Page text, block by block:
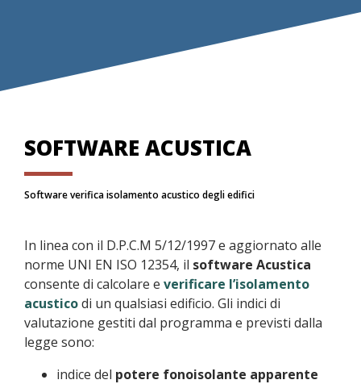
SOFTWARE ACUSTICA
Software verifica isolamento acustico degli edifici
In linea con il D.P.C.M 5/12/1997 e aggiornato alle
norme UNI EN ISO 12354, il software Acustica
consente di calcolare e verificare l’isolamento
acusticodi un qualsiasi edificio. Gli indici di
valutazione gestiti dal programma e previsti dalla
legge sono:
indice del potere fonoisolante apparente